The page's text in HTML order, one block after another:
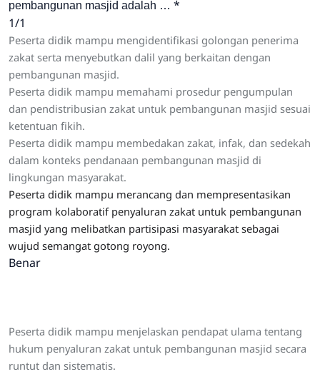
pembangunan masjid adalah … *
1/1
Peserta didik mampu mengidentifikasi golongan penerima
zakat serta menyebutkan dalil yang berkaitan dengan
pembangunan masjid.
Peserta didik mampu memahami prosedur pengumpulan
dan pendistribusian zakat untuk pembangunan masjid sesuai
ketentuan fikih.
Peserta didik mampu membedakan zakat, infak, dan sedekah
dalam konteks pendanaan pembangunan masjid di
lingkungan masyarakat.
Peserta didik mampu merancang dan mempresentasikan
program kolaboratif penyaluran zakat untuk pembangunan
masjid yang melibatkan partisipasi masyarakat sebagai
wujud semangat gotong royong.
Benar
Peserta didik mampu menjelaskan pendapat ulama tentang
hukum penyaluran zakat untuk pembangunan masjid secara
runtut dan sistematis.